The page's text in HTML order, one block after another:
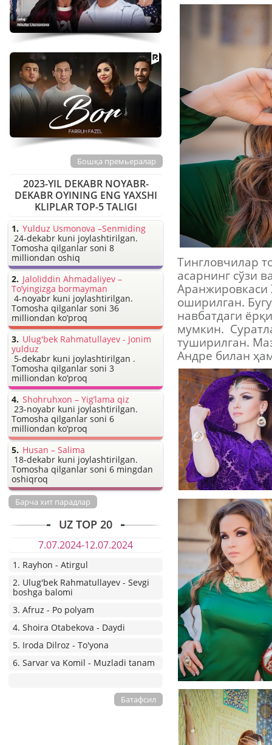
Тингловчилар
асарнинг сўзи
Аранжировкаси
оширилган.
навбатдаги
мумкин.
туширилган.
Андре билан
Бошқа премьералар
2023-YIL DEKABR NOYABR-
DEKABR OYINING ENG YAXSHI
KLIPLAR TOP-5 TALIGI
Yulduz Usmonova –Senmiding
24-dekabr kuni joylashtirilgan.
Tomosha qilganlar soni 8
milliondan oshiq
Jaloliddin Ahmadaliyev –
To’yingizga bormayman
4-noyabr kuni joylashtirilgan.
Tomosha qilganlar soni 36
milliondan ko’proq
Ulug'bek Rahmatullayev - Jonim
yulduz
5-dekabr kuni joylashtirilgan .
Tomosha qilganlar soni 3
milliondan ko’proq
Shohruhxon – Yig’lama qiz
23-noyabr kuni joylashtirilgan.
Tomosha qilganlar soni 6
milliondan ko’proq
Husan – Salima
18-dekabr kuni joylashtirilgan.
Tomosha qilganlar soni 6 mingdan
oshiqroq
Барча хит парадлар
UZ TOP 20
7.07.2024-12.07.2024
1. Rayhon - Atirgul
2. Ulug'bek Rahmatullayev - Sevgi
boshga balomi
3. Afruz - Po polyam
4. Shoira Otabekova - Daydi
5. Iroda Dilroz - To'yona
6. Sarvar va Komil - Muzladi tanam
Батафсил